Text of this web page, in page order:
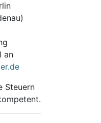
an
Steuern